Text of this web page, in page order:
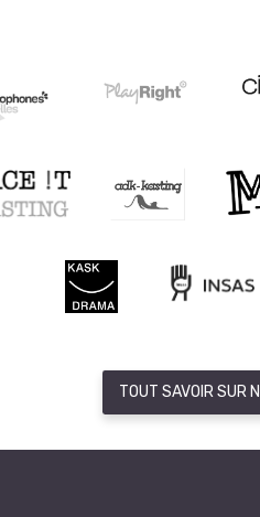
TOUT SAVOIR SUR